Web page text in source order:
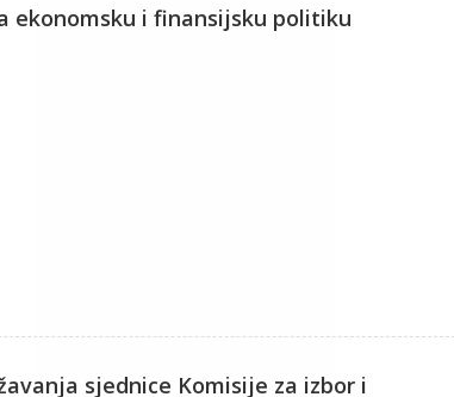
ekonomsku i finansijsku politiku
sjednice Komisije za izbor i